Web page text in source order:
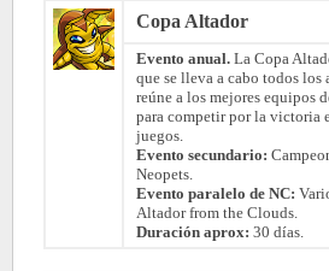
Copa Altador
Evento anual. La Copa
que se lleva a cabo todos los
reúne a los mejores equipos
para competir por la victoria
juegos.
Evento secundario:
Neopets.
Evento paralelo de NC:
Altador from the Clouds.
Duración aprox: 30 días.